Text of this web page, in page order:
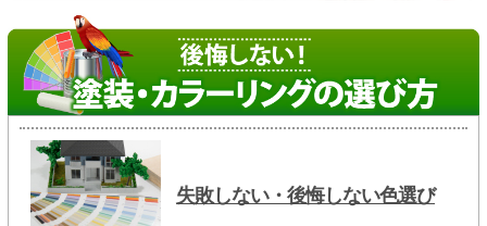
失敗しない・後悔しない色選び